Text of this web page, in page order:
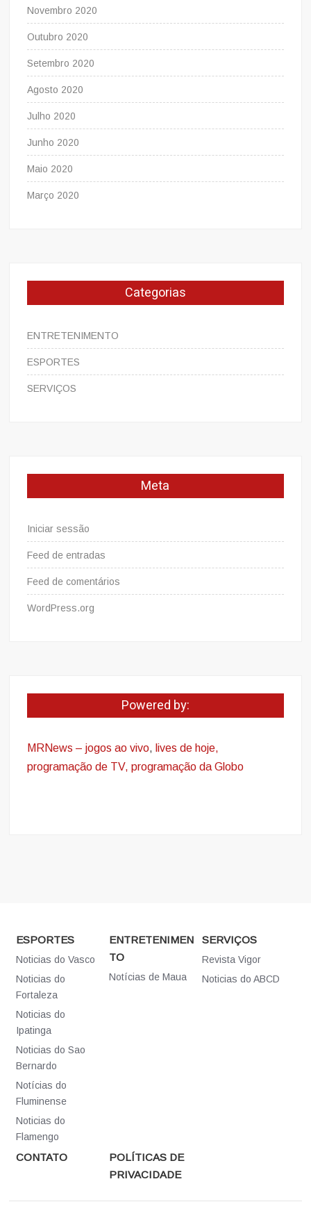
Novembro 2020
Outubro 2020
Setembro 2020
Agosto 2020
Julho 2020
Junho 2020
Maio 2020
Março 2020
Categorias
ENTRETENIMENTO
ESPORTES
SERVIÇOS
Meta
Iniciar sessão
Feed de entradas
Feed de comentários
WordPress.org
Powered by:
MRNews – jogos ao vivo, lives de hoje,
programação de TV, programação da Globo
ESPORTES
Noticias do Vasco
Noticias do
Fortaleza
Noticias do
Ipatinga
Noticias do Sao
Bernardo
Notícias do
Fluminense
Noticias do
Flamengo
ENTRETENIMEN
TO
Notícias de Maua
SERVIÇOS
Revista Vigor
Noticias do ABCD
CONTATO
POLÍTICAS DE
PRIVACIDADE